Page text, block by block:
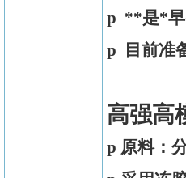
p **是*早
p
目前准
高强高
p 原料：